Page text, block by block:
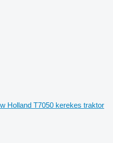
Holland T7050 kerekes traktor